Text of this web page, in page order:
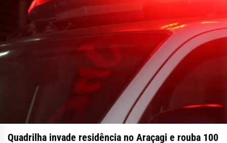
Quadrilha invade residência no Araçagi e rouba 100